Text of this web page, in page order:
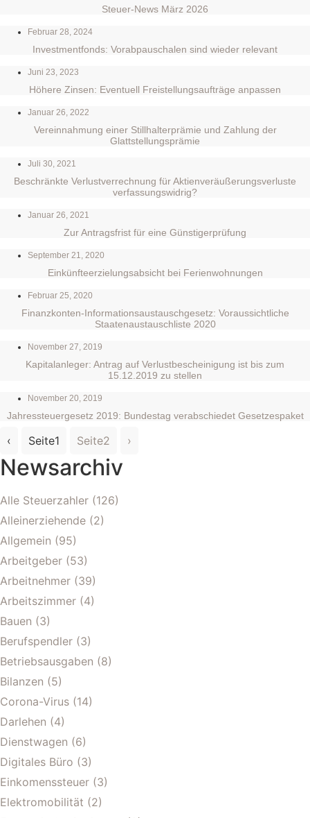
Steuer-News März 2026
Februar 28, 2024
Investmentfonds: Vorabpauschalen sind wieder relevant
Juni 23, 2023
Höhere Zinsen: Eventuell Freistellungsaufträge anpassen
Januar 26, 2022
Vereinnahmung einer Stillhalterprämie und Zahlung der
Glattstellungsprämie
Juli 30, 2021
Beschränkte Verlustverrechnung für Aktienveräußerungsverluste
verfassungswidrig?
Januar 26, 2021
Zur Antragsfrist für eine Günstigerprüfung
September 21, 2020
Einkünfteerzielungsabsicht bei Ferienwohnungen
Februar 25, 2020
Finanzkonten-Informationsaustauschgesetz: Voraussichtliche
Staatenaustauschliste 2020
November 27, 2019
Kapitalanleger: Antrag auf Verlustbescheinigung ist bis zum
15.12.2019 zu stellen
November 20, 2019
Jahressteuergesetz 2019: Bundestag verabschiedet Gesetzespaket
‹ Seite1 Seite2 ›
Newsarchiv
Alle Steuerzahler (126)
Alleinerziehende (2)
Allgemein (95)
Arbeitgeber (53)
Arbeitnehmer (39)
Arbeitszimmer (4)
Bauen (3)
Berufspendler (3)
Betriebsausgaben (8)
Bilanzen (5)
Corona-Virus (14)
Darlehen (4)
Dienstwagen (6)
Digitales Büro (3)
Einkomenssteuer (3)
Elektromobilität (2)